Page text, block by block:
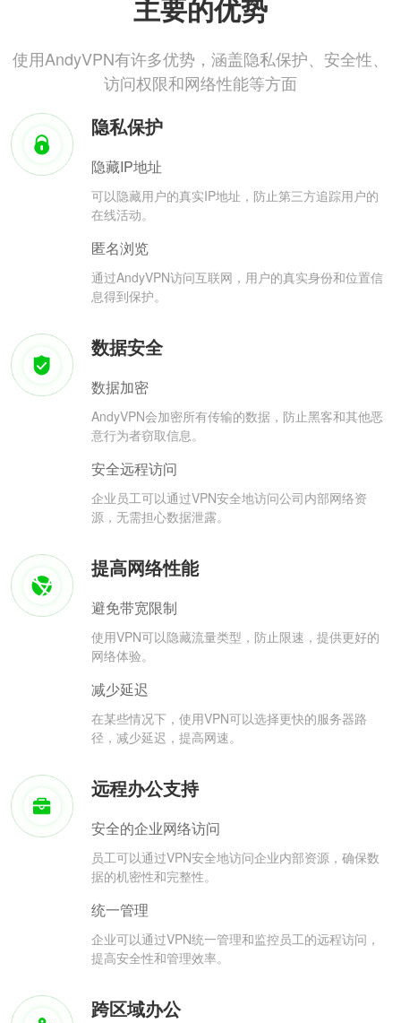
主要的优势
使用AndyVPN有许多优势，涵盖隐私保护、安全性、
访问权限和网络性能等方面
隐私保护
隐藏IP地址
可以隐藏用户的真实IP地址，防止第三方追踪用户的
在线活动。
匿名浏览
通过AndyVPN访问互联网，用户的真实身份和位置信
息得到保护。
数据安全
数据加密
AndyVPN会加密所有传输的数据，防止黑客和其他恶
意行为者窃取信息。
安全远程访问
企业员工可以通过VPN安全地访问公司内部网络资
源，无需担心数据泄露。
提高网络性能
避免带宽限制
使用VPN可以隐藏流量类型，防止限速，提供更好的
网络体验。
减少延迟
在某些情况下，使用VPN可以选择更快的服务器路
径，减少延迟，提高网速。
远程办公支持
安全的企业网络访问
员工可以通过VPN安全地访问企业内部资源，确保数
据的机密性和完整性。
统一管理
企业可以通过VPN统一管理和监控员工的远程访问，
提高安全性和管理效率。
跨区域办公